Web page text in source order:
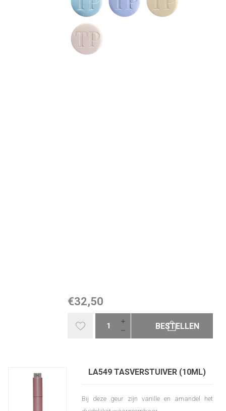
€32,50
BESTELLEN
LA549 TASVERSTUIVER (10ML)
Bij deze geur zijn vanille en amandel het